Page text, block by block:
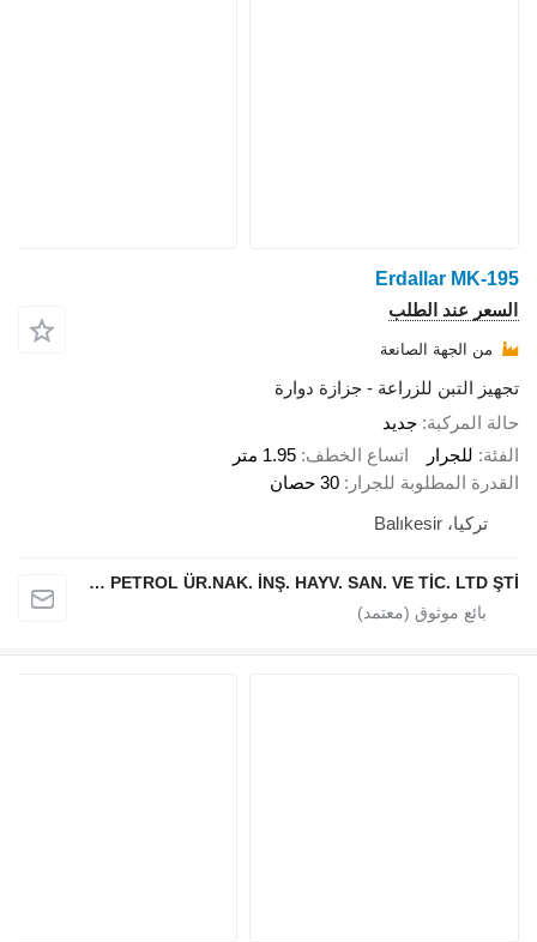
Erdallar MK-195
السعر عند الطلب
من الجهة الصانعة
تجهيز التبن للزراعة - جزازة دوارة
حالة المركبة جديد
الفئة للجرار اتساع الخطف 1.95 متر
القدرة المطلوبة للجرار
30 حصان
تركيا، Balıkesir
ERDALLAR TARIMSAL MAKİNA PETROL ÜR.NAK. İNŞ. HAYV. SAN. VE TİC. LTD ŞTİ